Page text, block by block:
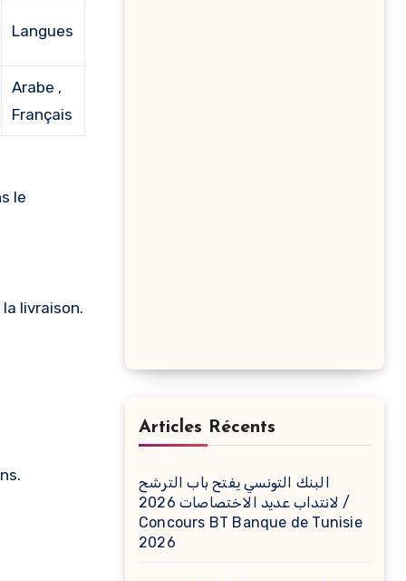
Langues
Arabe ,
Français
livraison.
Articles Récents
البنك التونسي يفتح باب الترشح
لانتداب عديد الاختصاصات 2026 /
Concours BT Banque de Tunisie
2026